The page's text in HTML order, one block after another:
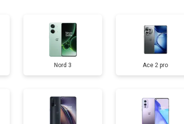
от 40 мин
от 40 мин
от 70 мин
Nord 3 Ace 2 pro